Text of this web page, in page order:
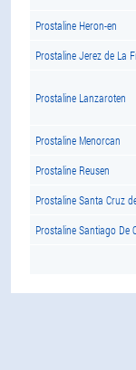
Prostaline Heron-en
Prostaline Jerez de La
Prostaline Lanzaroten
Prostaline Menorcan
Prostaline Reusen
Prostaline Santa Cruz
Prostaline Santiago De